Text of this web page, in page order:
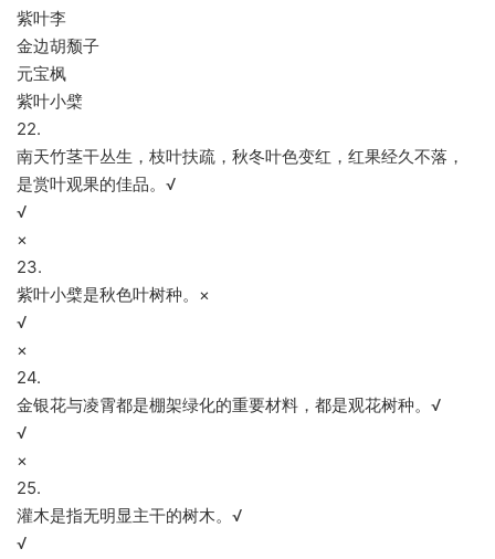
紫叶李
金边胡颓子
元宝枫
紫叶小檗
22.
南天竹茎干丛生，枝叶扶疏，秋冬叶色变红，红果经久不落，
是赏叶观果的佳品。√
√
×
23.
紫叶小檗是秋色叶树种。×
√
×
24.
金银花与凌霄都是棚架绿化的重要材料，都是观花树种。√
√
×
25.
灌木是指无明显主干的树木。√
√